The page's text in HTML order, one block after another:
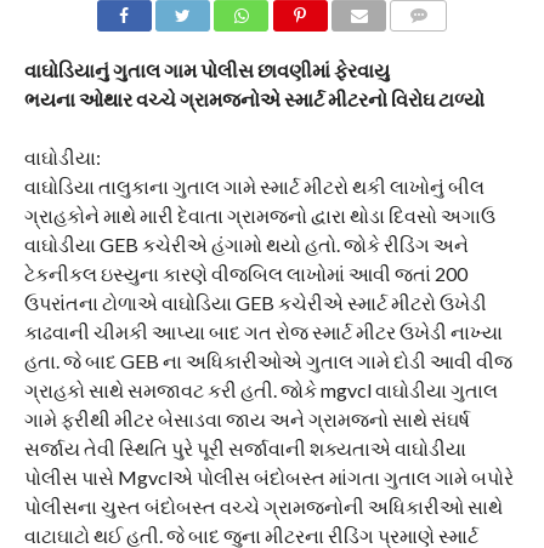
વાઘોડિયાનું ગુતાલ ગામ પોલીસ છાવણીમાં ફેરવાયુ
ભયના ઓથાર વચ્ચે ગ્રામજનોએ સ્માર્ટ મીટરનો વિરોઘ ટાળ્યો
વાઘોડીયા:
વાઘોડિયા તાલુકાના ગુતાલ ગામે સ્માર્ટ મીટરો થકી લાખોનું બીલ
ગ્રાહકોને માથે મારી દેવાતા ગ્રામજનો દ્વારા થોડા દિવસો અગાઉ
વાઘોડીયા GEB કચેરીએ હંગામો થયો હતો. જોકે રીડિંગ અને
ટેકનીકલ ઇસ્યુના કારણે વીજબિલ લાખોમાં આવી જતાં 200
ઉપરાંતના ટોળાએ વાઘોડિયા GEB કચેરીએ સ્માર્ટ મીટરો ઉખેડી
કાઢવાની ચીમકી આપ્યા બાદ ગત રોજ સ્માર્ટ મીટર ઉખેડી નાખ્યા
હતા. જે બાદ GEB ના અધિકારીઓએ ગુતાલ ગામે દોડી આવી વીજ
ગ્રાહકો સાથે સમજાવટ કરી હતી. જોકે mgvcl વાઘોડીયા ગુતાલ
ગામે ફરીથી મીટર બેસાડવા જાય અને ગ્રામજનો સાથે સંઘર્ષ
સર્જાય તેવી સ્થિતિ પુરે પૂરી સર્જાવાની શક્યતાએ વાઘોડીયા
પોલીસ પાસે Mgvclએ પોલીસ બંદોબસ્ત માંગતા ગુતાલ ગામે બપોરે
પોલીસના ચુસ્ત બંદોબસ્ત વચ્ચે ગ્રામજનોની અધિકારીઓ સાથે
વાટાઘાટો થઈ હતી. જે બાદ જુના મીટરના રીડિંગ પ્રમાણે સ્માર્ટ